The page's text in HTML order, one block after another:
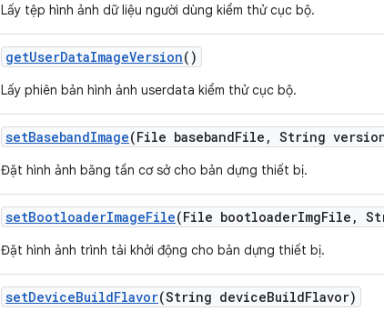
Lấy tệp hình ảnh dữ liệu người dùng kiểm thử cục bộ.
getUserDataImageVersion()
Lấy phiên bản hình ảnh userdata kiểm thử cục bộ.
setBasebandImage(File basebandFile , String
Đặt hình ảnh băng tần cơ sở cho bản dựng thiết bị.
setBootloaderImageFile(File bootloaderImgFile ,
Đặt hình ảnh trình tải khởi động cho bản dựng thiết bị.
setDeviceBuildFlavor(String deviceBuildFlavor)